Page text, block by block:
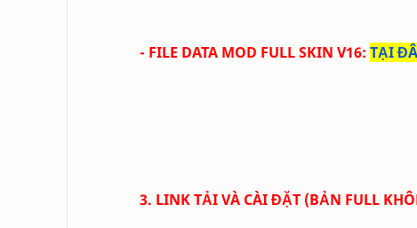
- FILE DATA MOD FULL SKIN V16: TẠI
3. LINK TẢI VÀ CÀI ĐẶT (BẢN FULL